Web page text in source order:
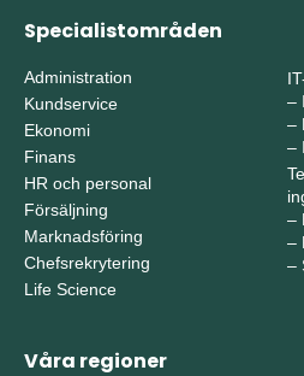
Specialistområden
Administration
Kundservice
Ekonomi
Finans
HR och personal
Försäljning
Marknadsföring
Chefsrekrytering
Life Science
–
–
–
–
–
–
Våra regioner